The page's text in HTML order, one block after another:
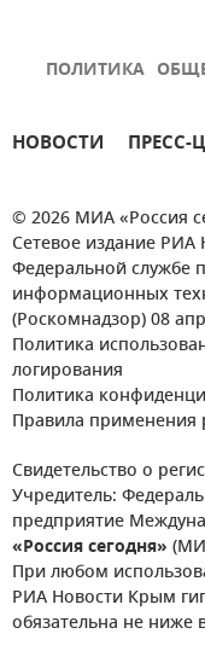
ПОЛИТИКА
НОВОСТИ ПРЕСС-
© 2026 МИА «Россия
Сетевое издание РИА
Федеральной службе
информационных
(Роскомнадзор) 08
Политика
логирования
Политика
Правила применения
Свидетельство о
Учредитель:
предприятие
«Россия сегодня»
При любом
РИА Новости Крым
обязательна не ниже